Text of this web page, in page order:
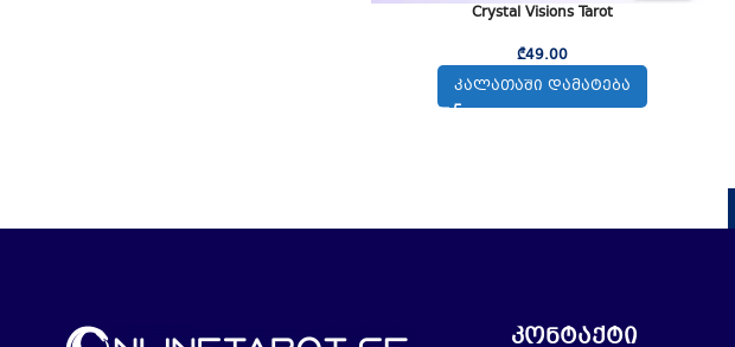
Crystal Visions Tarot
₾49.00
ᲙᲐᲚᲐᲗᲐᲨᲘ ᲓᲐᲛᲐᲢᲔᲑᲐ
კონტაქტი